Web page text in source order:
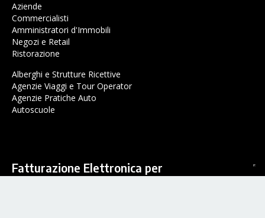
Aziende
Commercialisti
Amministratori d'Immobili
Negozi e Retail
Ristorazione
Alberghi e Strutture Ricettive
Agenzie Viaggi e Tour Operator
Agenzie Pratiche Auto
Autoscuole
Fatturazione Elettronica per